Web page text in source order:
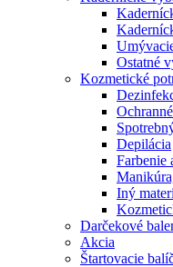
Ostatné
Kozmetické
Depilácia
Farbenie
Iný
Darčekové
Akcia
Štartovacie